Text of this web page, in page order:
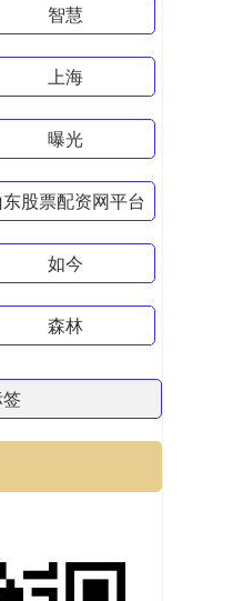
智慧
上海
曝光
股票配资网平台
如今
森林